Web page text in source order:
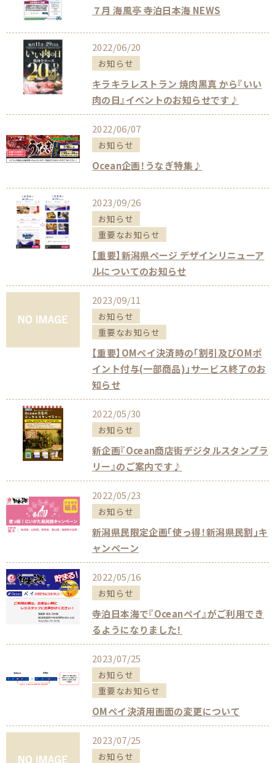
７月 海風亭 寺泊日本海 NEWS
2022/06/20
お知らせ
キラキラレストラン 焼肉黒真 から『いい
肉の日』イベントのお知らせです♪
2022/06/07
お知らせ
Ocean企画！うなぎ特集♪
2023/09/26
お知らせ
重要なお知らせ
【重要】新潟県ページ デザインリニューア
ルについてのお知らせ
2023/09/11
お知らせ
重要なお知らせ
【重要】OMペイ決済時の「割引及びOMポ
イント付与(一部商品)」サービス終了のお
知らせ
2022/05/30
お知らせ
新企画『Ocean商店街デジタルスタンプラ
リー』のご案内です♪
2022/05/23
お知らせ
新潟県民限定企画「使っ得！新潟県民割」キ
ャンペーン
2022/05/16
お知らせ
寺泊日本海で『Oceanペイ』がご利用でき
るようになりました！
2023/07/25
お知らせ
重要なお知らせ
OMペイ決済用画面の変更について
2023/07/25
お知らせ